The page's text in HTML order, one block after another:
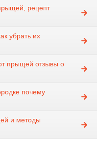
рецепт
убрать их
прыщей отзывы о
почему
и методы